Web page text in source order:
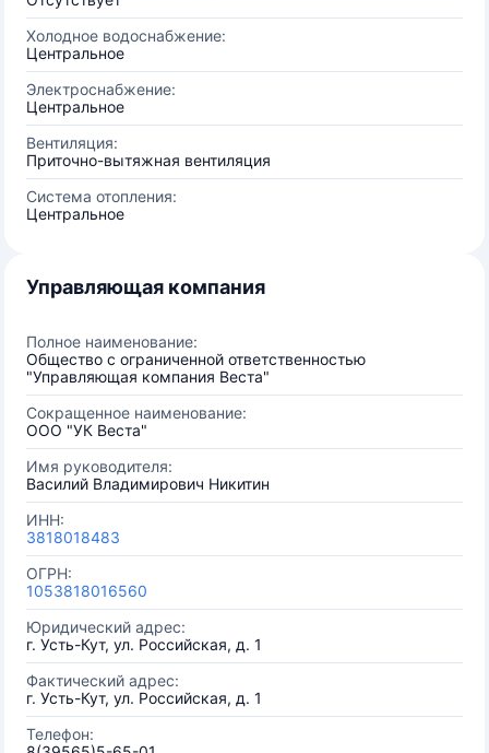
Холодное водоснабжение:
Центральное
Электроснабжение:
Центральное
Вентиляция:
Приточно-вытяжная вентиляция
Система отопления:
Центральное
Управляющая компания
Полное наименование:
Общество с ограниченной ответственностью
"Управляющая компания Веста"
Сокращенное наименование:
ООО "УК Веста"
Имя руководителя:
Василий Владимирович Никитин
ИНН:
3818018483
ОГРН:
1053818016560
Юридический адрес:
г. Усть-Кут, ул. Российская, д. 1
Фактический адрес:
г. Усть-Кут, ул. Российская, д. 1
Телефон: